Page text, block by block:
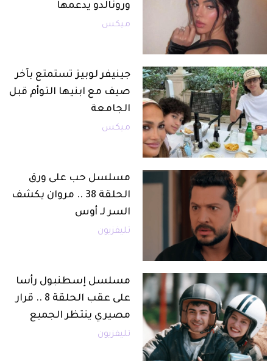
ورونالدو يدعمها
ميكس
جينيفر لوبيز تستمتع بآخر
صيف مع ابنيها التوأم قبل
الجامعة
ميكس
مسلسل حب على ورق
الحلقة 38 .. مروان يكشف
السر لـ أوس
تليفزيون
مسلسل إسطنبول رأسا
على عقب الحلقة 8 .. قرار
مصيري ينتظر الجميع
تليفزيون